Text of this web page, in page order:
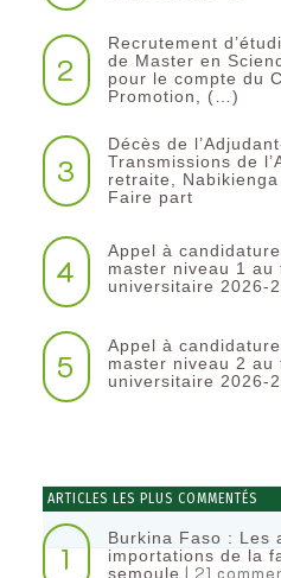
2
Recrutement
de Master en
pour le compte du
Promotion, (…)
3
Décès de
Transmissions de
retraite, Nabikienga
Faire part
4
Appel à
master niveau 1 au
universitaire 2026-
5
Appel à
master niveau 2 au
universitaire 2026-
ARTICLES LES PLUS COMMENTÉS
1
Burkina Faso : Les
importations de la
semoule | 21